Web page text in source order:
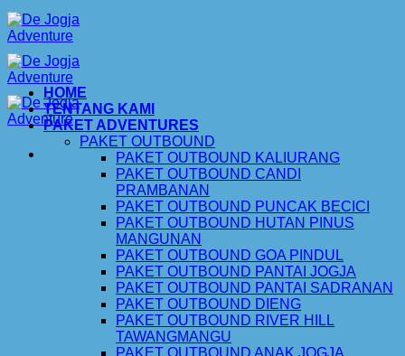
Skip
to
content
HOME
TENTANG KAMI
PAKET ADVENTURES
PAKET OUTBOUND
PAKET OUTBOUND KALIURANG
PAKET OUTBOUND CANDI
PRAMBANAN
PAKET OUTBOUND PUNCAK BECICI
PAKET OUTBOUND HUTAN PINUS
MANGUNAN
PAKET OUTBOUND GOA PINDUL
PAKET OUTBOUND PANTAI JOGJA
PAKET OUTBOUND PANTAI SADRANAN
PAKET OUTBOUND DIENG
PAKET OUTBOUND RIVER HILL
TAWANGMANGU
PAKET OUTBOUND ANAK JOGJA